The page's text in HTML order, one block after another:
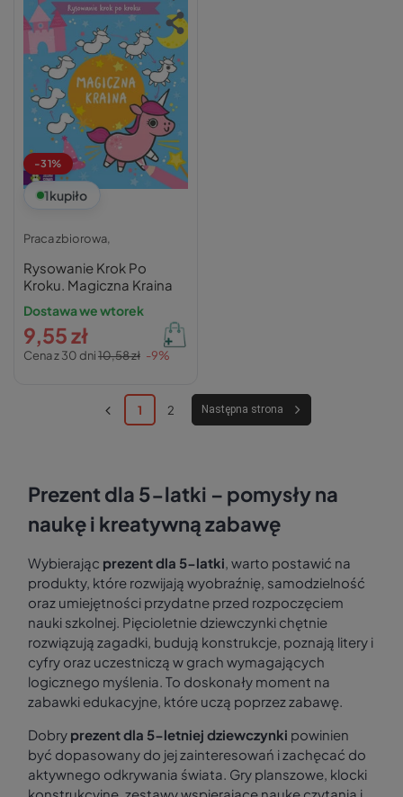
-31%
1kupiło
Praca zbiorowa,
Rysowanie Krok Po
Kroku. Magiczna Kraina
Dostawa we wtorek
Cena z 30 dni10,58 zł -9%
9,55 zł
1 2 Następna strona
Prezent dla 5-latki – pomysły na
naukę i kreatywną zabawę
Wybierając prezent dla 5-latki, warto postawić na
produkty, które rozwijają wyobraźnię, samodzielność
oraz umiejętności przydatne przed rozpoczęciem
nauki szkolnej. Pięcioletnie dziewczynki chętnie
rozwiązują zagadki, budują konstrukcje, poznają litery i
cyfry oraz uczestniczą w grach wymagających
logicznego myślenia. To doskonały moment na
zabawki edukacyjne, które uczą poprzez zabawę.
Dobry prezent dla 5-letniej dziewczynki powinien
być dopasowany do jej zainteresowań i zachęcać do
aktywnego odkrywania świata. Gry planszowe, klocki